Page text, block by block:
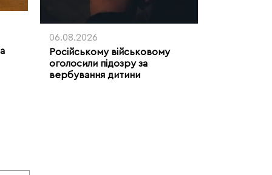
06.08.2026
Російському військовому
оголосили підозру за
вербування дитини